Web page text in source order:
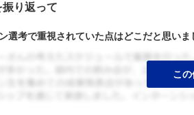
振り返って
選考で重視されていた点はどこだと思いま